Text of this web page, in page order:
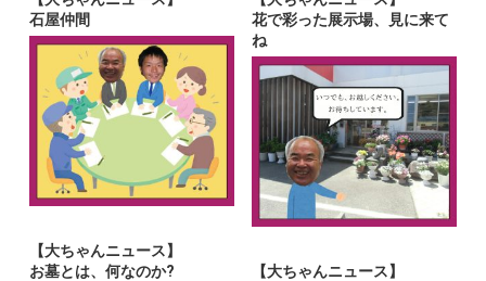
石屋仲間
花で彩った展示場、見に来て
ね
【大ちゃんニュース】
お墓とは、何なのか?
【大ちゃんニュース】